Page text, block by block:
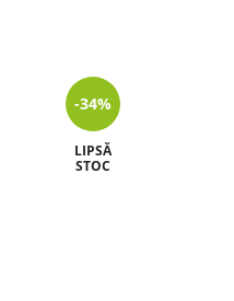
-34%
LIPSĂ
STOC